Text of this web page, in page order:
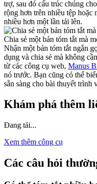
trợ, sau đó cấu trúc chúng
rộng hơn trên nhiều tệp hoặc
nhiều hơn một lần tải lên.
Chia sẻ một bản tóm tắt mà
Nhận một bản tóm tắt ngắn
dụng và chia sẻ mà không
từ các công cụ web, Manus
nó trước. Bạn cũng có thể
sẵn sàng cho bài thuyết trình
Khám phá thêm
Đang tải...
Xem thêm công cụ
Các câu hỏi